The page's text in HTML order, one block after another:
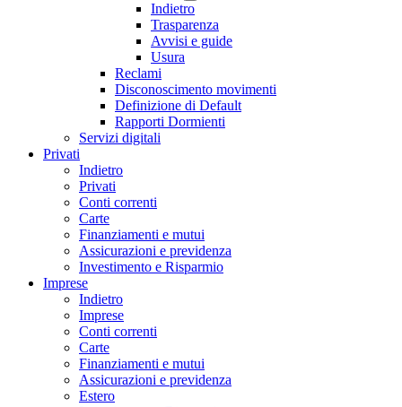
Indietro
Trasparenza
Avvisi e guide
Usura
Reclami
Disconoscimento movimenti
Definizione di Default
Rapporti Dormienti
Servizi digitali
Privati
Indietro
Privati
Conti correnti
Carte
Finanziamenti e mutui
Assicurazioni e previdenza
Investimento e Risparmio
Imprese
Indietro
Imprese
Conti correnti
Carte
Finanziamenti e mutui
Assicurazioni e previdenza
Estero